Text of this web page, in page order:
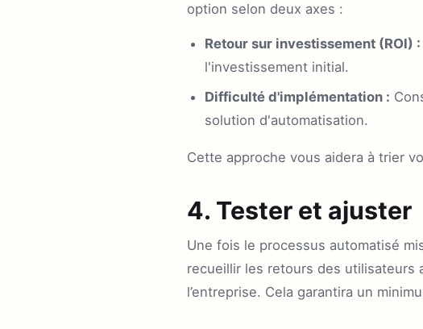
option selon deux axes :
Retour sur investissement (ROI) :
l'investissement initial.
Difficulté d'implémentation :
solution d'automatisation.
Cette approche vous aidera à trier
4. Tester et ajuster
Une fois le processus automatisé
recueillir les retours des utilisateurs
l’entreprise. Cela garantira un